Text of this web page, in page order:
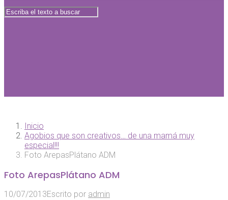
Inicio
Agobios que son creativos… de una mamá muy
especial!!!
Foto ArepasPlátano ADM
Foto ArepasPlátano ADM
10/07/2013Escrito por admin